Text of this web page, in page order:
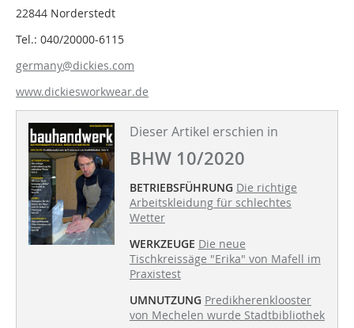
22844 Norderstedt
Tel.: 040/20000-6115
germany@dickies.com
www.dickiesworkwear.de
Dieser Artikel erschien in
BHW 10/2020
BETRIEBSFÜHRUNG Die richtige
Arbeitskleidung für schlechtes
Wetter
WERKZEUGE Die neue
Tischkreissäge "Erika" von Mafell im
Praxistest
UMNUTZUNG Predikherenklooster
von Mechelen wurde Stadtbibliothek